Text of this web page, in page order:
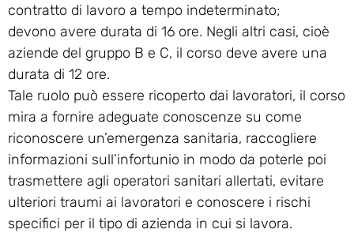
contratto di lavoro a tempo indeterminato;
devono avere durata di 16 ore. Negli altri casi, cioè
aziende del gruppo B e C, il corso deve avere una
durata di 12 ore.
Tale ruolo può essere ricoperto dai lavoratori, il corso
mira a fornire adeguate conoscenze su come
riconoscere un’emergenza sanitaria, raccogliere
informazioni sull’infortunio in modo da poterle poi
trasmettere agli operatori sanitari allertati, evitare
ulteriori traumi ai lavoratori e conoscere i rischi
specifici per il tipo di azienda in cui si lavora.